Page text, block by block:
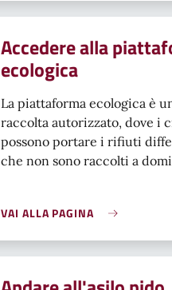
Accedere alla
ecologica
La piattaforma ecologica è
raccolta autorizzato, dove i
possono portare i rifiuti
che non sono raccolti a
VAI ALLA PAGINA